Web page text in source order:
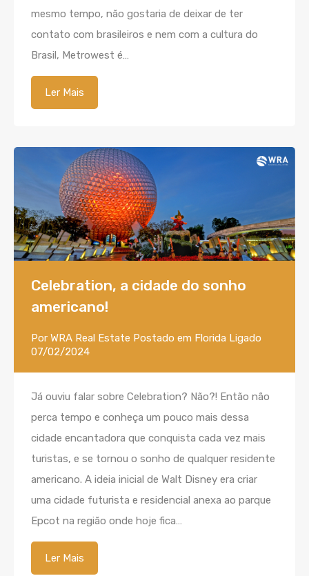
mesmo tempo, não gostaria de deixar de ter
contato com brasileiros e nem com a cultura do
Brasil, Metrowest é…
Ler Mais
Celebration, a cidade do sonho
americano!
Por WRA Real Estate Postado em Florida Ligado
07/02/2024
Já ouviu falar sobre Celebration? Não?! Então não
perca tempo e conheça um pouco mais dessa
cidade encantadora que conquista cada vez mais
turistas, e se tornou o sonho de qualquer residente
americano. A ideia inicial de Walt Disney era criar
uma cidade futurista e residencial anexa ao parque
Epcot na região onde hoje fica…
Ler Mais